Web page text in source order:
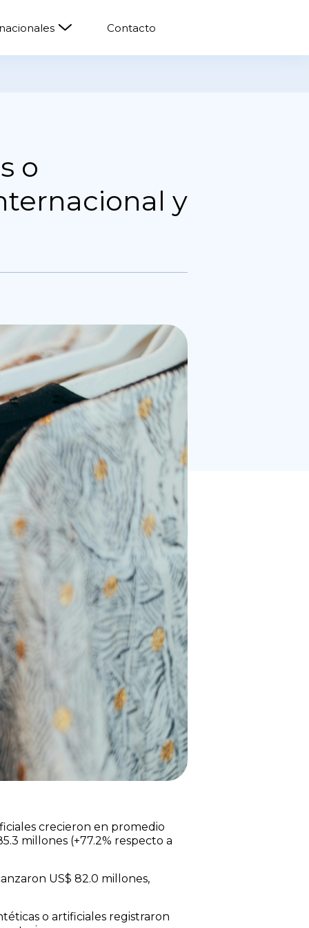
Contacto
o
y
crecieron en promedio
millones (+77.2% respecto a
US$ 82.0 millones,
o artificiales registraron